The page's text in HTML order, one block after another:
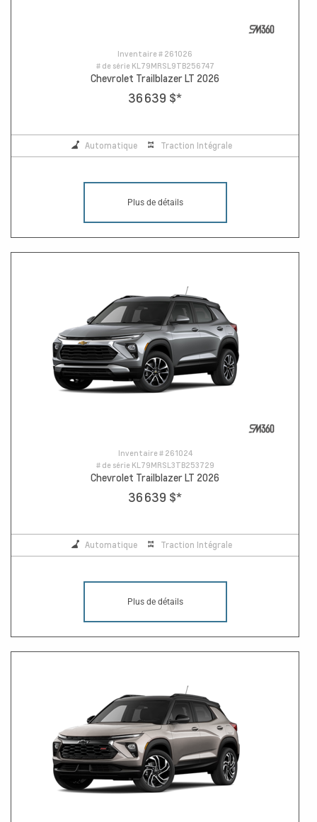
Inventaire # 261026
# de série KL79MRSL9TB256747
Chevrolet Trailblazer LT 2026
36 639 $*
Automatique Traction Intégrale
Plus de détails
Inventaire # 261024
# de série KL79MRSL3TB253729
Chevrolet Trailblazer LT 2026
36 639 $*
Automatique Traction Intégrale
Plus de détails